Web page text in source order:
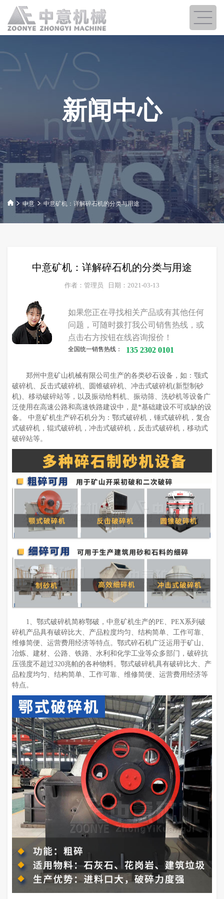
新闻中心
中意 中意矿机：详解碎石机的分类与用途
中意矿机：详解碎石机的分类与用途
作者：管理员 日期：2021-03-13
如果您正在寻找相关产品或有其他任何
问题，可随时拨打我公司销售热线，或
点击右方按钮在线咨询报价！
全国统一销售热线： 135 2302 0101
郑州中意矿山机械有限公司生产的各类砂石设备，如：颚式
破碎机、反击式破碎机、圆锥破碎机、冲击式破碎机(新型制砂
机)、移动破碎站等，以及振动给料机、振动筛、洗砂机等设备广
泛使用在高速公路和高速铁路建设中，是*基础建设不可或缺的设
备。 中意矿机生产碎石机分为：鄂式破碎机，锤式破碎机，复合
式破碎机，辊式破碎机，冲击式破碎机，反击式破碎机，移动式
破碎站等。
1、鄂式破碎机简称鄂破，中意矿机生产的PE、PEX系列破
碎机产品具有破碎比大、产品粒度均匀、结构简单、工作可靠、
维修简便、运营费用经济等特点。鄂式碎石机广泛运用于矿山、
冶炼、建材、公路、铁路、水利和化学工业等众多部门，破碎抗
压强度不超过320兆帕的各种物料。鄂式破碎机具有破碎比大、产
品粒度均匀、结构简单、工作可靠、维修简便、运营费用经济等
特点。